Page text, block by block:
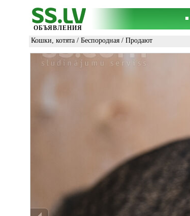
ОБЪЯВЛЕНИЯ
Кошки, котята / Беспородная / Продают